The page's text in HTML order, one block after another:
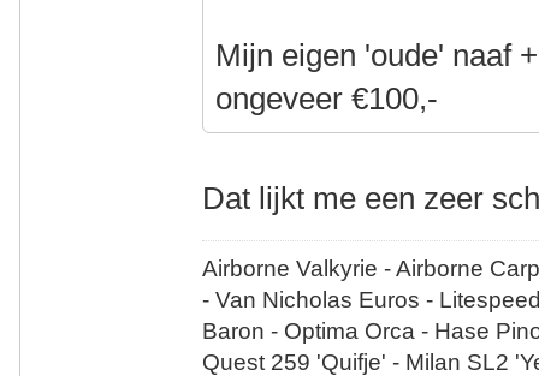
Mijn eigen 'oude' naaf
ongeveer €100,-
Dat lijkt me een zeer
Airborne Valkyrie - Airborne
- Van Nicholas Euros -
Baron - Optima Orca - Hase
Quest 259 'Quifje' - Milan SL2